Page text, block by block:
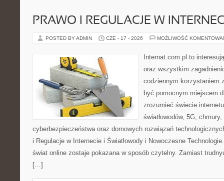
PRAWO I REGULACJE W
POSTED BY ADMIN CZE - 17 - 2026 MOŻLIWOŚĆ
Internat.com.pl to
oraz wszystkim
codziennym korzystaniem
być pomocnym miejscem
zrozumieć świecie
światłowodów, 5G,
cyberbezpieczeństwa oraz domowych rozwiązań
i Regulacje w Internecie i Światłowody i Nowoczesne
świat online zostaje pokazana w sposób czytelny. Zamiast
[…]